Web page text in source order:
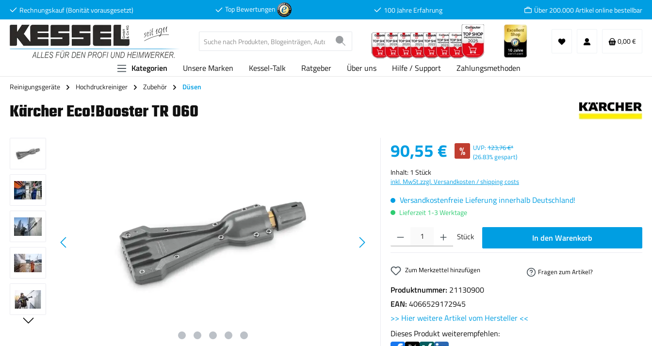
Hauptinhalt springen
Zur Suche springen
Zur Hauptnavigation springen
Rechnungskauf (Bonität vorausgesetzt) Top Bewertungen 100 Jahre Erfahrung Über 200.000 Artikel online bestellbar
0,00 €
Kategorien Unsere Marken Kessel-Talk Ratgeber Über uns Hilfe / Support Zahlungsmethoden
Reinigungsgeräte Hochdruckreiniger Zubehör Düsen
Kärcher Eco!Booster TR 060
Verkaufspreis:
90,55 € % UVP: 123,76 €*
(26.83% gespart)
Inhalt: 1 Stück
inkl. MwSt.zzgl. Versandkosten / shipping costs
Versandkostenfreie Lieferung innerhalb Deutschland!
Lieferzeit 1-3 Werktage
Produkt Anzahl: Gib den gewünschten Wert ein oder benutze die Schaltflächen um die Anzahl zu erhöhen
Stück In den Warenkorb
Zum Merkzettel hinzufügen Fragen zum Artikel?
Produktnummer: 21130900
EAN: 4066529172945
>> Hier weitere Artikel vom Hersteller <<
Dieses Produkt weiterempfehlen: